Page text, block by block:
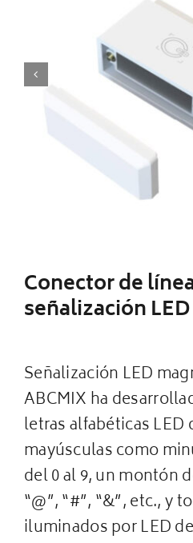
Ventilador
Conector de
señalización
Señalización LED
ABCMIX ha
letras alfabéticas LED
mayúsculas como
del 0 al 9, un montón
“@”, “#”, “&”, etc., y
iluminados por LED